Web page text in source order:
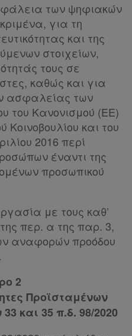
των ψηφιακών
για τη
και της
στοιχείων,
τους σε
καθώς και για
ασφαλείας των
του Κανονισμού (ΕΕ)
Κοινοβουλίου και του
2016 περί
έναντι της
προσωπικού
με τους καθ’
περ. α της παρ. 3,
αναφορών προόδου
2
Προϊσταμένων
και 35 π.δ. 98/2020